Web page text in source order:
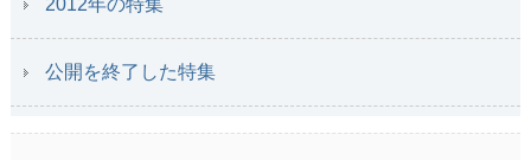
2012年の特集
公開を終了した特集